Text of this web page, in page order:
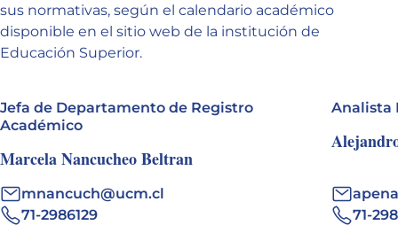
sus normativas, según el calendario académico
disponible en el sitio web de la institución de
Educación Superior.
Jefa de Departamento de Registro
Académico
Marcela Nancucheo Beltran
mnancuch@ucm.cl
71-2986129
Analista
71-